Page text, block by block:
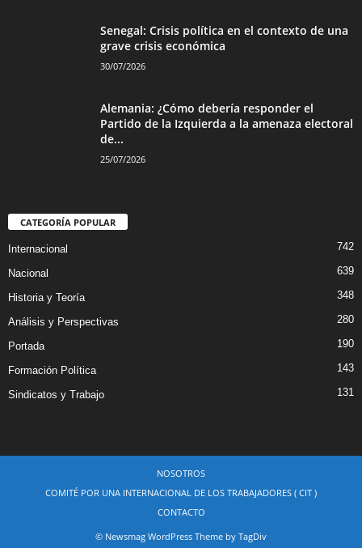
Senegal: Crisis política en el contexto de una
grave crisis económica
30/07/2026
Alemania: ¿Cómo debería responder el
Partido de la Izquierda a la amenaza electoral
de...
25/07/2026
CATEGORÍA POPULAR
Internacional 742
Nacional 639
Historia y Teoría 348
Análisis y Perspectivas 280
Portada 190
Formación Política 143
Sindicatos y Trabajo 131
NOSOTROS
COMITÉ POR UNA INTERNACIONAL DE LOS TRABAJADORES ( CIT )
CONTACTO
© Newsmag WordPress Theme by TagDiv